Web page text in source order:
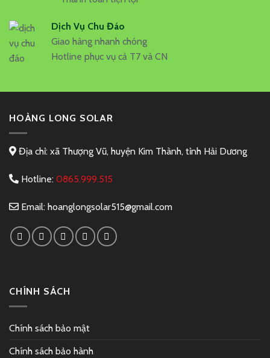
Dịch Vụ Chu Đáo
Giao hàng nhanh chóng
Hotline phục vụ cả T7 và CN
HOÀNG LONG SOLAR
Địa chỉ: xã Thượng Vũ, huyện Kim Thành, tỉnh Hải Dương
Hotline: 0865.999.515
Email: hoanglongsolar515@gmail.com
CHÍNH SÁCH
Chính sách bảo mật
Chính sách bảo hành